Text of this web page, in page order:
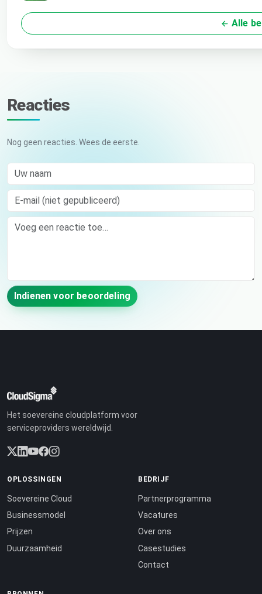
Alle
Reacties
Nog geen reacties. Wees de eerste.
Uw naam
E-mail (niet gepubliceerd)
Comment
Indienen voor beoordeling
Het soevereine cloudplatform voor
serviceproviders wereldwijd.
OPLOSSINGEN
Soevereine Cloud
Businessmodel
Prijzen
Duurzaamheid
BEDRIJF
Partnerprogramma
Vacatures
Over ons
Casestudies
Contact